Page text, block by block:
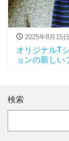
2025年8月15日
オリジナルT
ョンの新しい
検索